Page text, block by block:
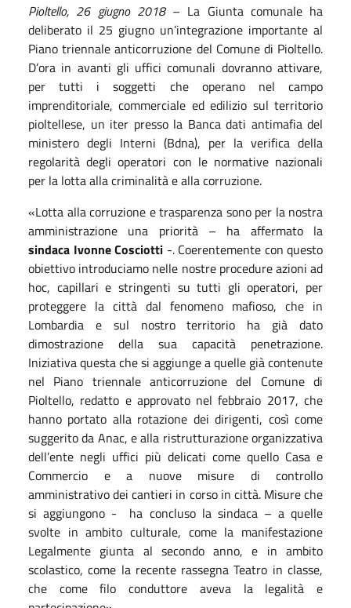
Pioltello, 26 giugno2018– La Giunta comunale ha
deliberato il 25 giugno un’integrazione importante al
Piano triennale anticorruzione del Comune di Pioltello.
D’ora in avanti gli uffici comunali dovranno attivare,
per tutti i soggetti che operano nel campo
imprenditoriale, commerciale ed edilizio sul territorio
pioltellese, un iter presso la Banca dati antimafia del
ministero degli Interni (Bdna), per la verifica della
regolarità degli operatori con le normative nazionali
per la lotta alla criminalità e alla corruzione.
«Lotta alla corruzione e trasparenza sono per la nostra
amministrazione una priorità – ha affermato la
sindaca Ivonne Cosciotti -. Coerentemente con questo
obiettivo introduciamo nelle nostre procedure azioni ad
hoc, capillari e stringenti su tutti gli operatori, per
proteggere la città dal fenomeno mafioso, che in
Lombardia e sul nostro territorio ha già dato
dimostrazione della sua capacità penetrazione.
Iniziativa questa che si aggiunge a quelle già contenute
nel Piano triennale anticorruzione del Comune di
Pioltello, redatto e approvato nel febbraio 2017, che
hanno portato alla rotazione dei dirigenti, così come
suggerito da Anac, e alla ristrutturazione organizzativa
dell’ente negli uffici più delicati come quello Casa e
Commercio e a nuove misure di controllo
amministrativo dei cantieri in corso in città. Misure che
si aggiungono - ha concluso la sindaca – a quelle
svolte in ambito culturale, come la manifestazione
Legalmente giunta al secondo anno, e in ambito
scolastico, come la recente rassegna Teatro in classe,
che come filo conduttore aveva la legalità e